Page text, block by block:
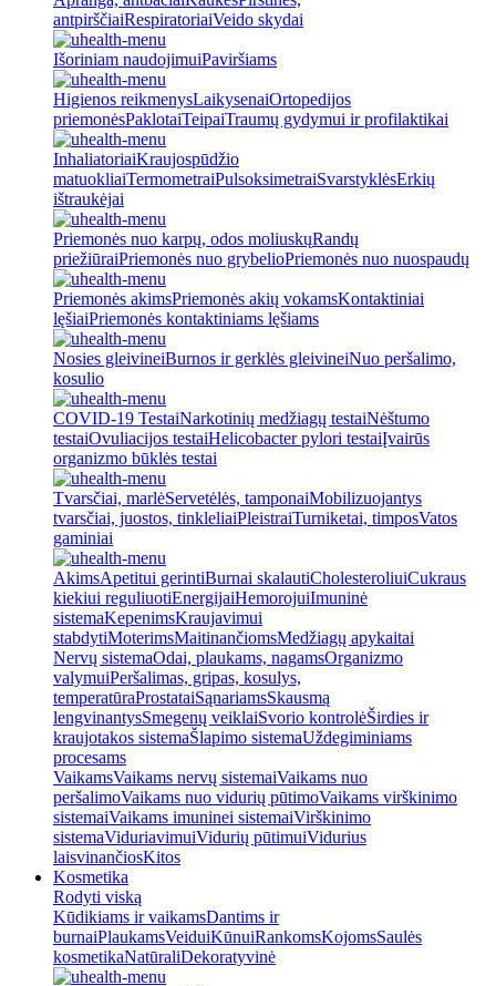
antpirščiaiRespiratoriaiVeido skydai
Išoriniam naudojimuiPaviršiams
Higienos reikmenysLaikysenaiOrtopedijos
priemonėsPaklotaiTeipaiTraumų gydymui ir profilaktikai
InhaliatoriaiKraujospūdžio
matuokliaiTermometraiPulsoksimetraiSvarstyklėsErkių
ištraukėjai
Priemonės nuo karpų, odos moliuskųRandų
priežiūraiPriemonės nuo grybelioPriemonės nuo nuospaudų
Priemonės akimsPriemonės akių vokamsKontaktiniai
lęšiaiPriemonės kontaktiniams lęšiams
Nosies gleivineiBurnos ir gerklės gleivineiNuo peršalimo,
kosulio
COVID-19 TestaiNarkotinių medžiagų testaiNėštumo
testaiOvuliacijos testaiHelicobacter pylori testaiĮvairūs
organizmo būklės testai
Tvarsčiai, marlėServetėlės, tamponaiMobilizuojantys
tvarsčiai, juostos, tinkleliaiPleistraiTurniketai, timposVatos
gaminiai
AkimsApetitui gerintiBurnai skalautiCholesteroliuiCukraus
kiekiui reguliuotiEnergijaiHemorojuiImuninė
sistemaKepenimsKraujavimui
stabdytiMoterimsMaitinančiomsMedžiagų apykaitai
Nervų sistemaOdai, plaukams, nagamsOrganizmo
valymuiPeršalimas, gripas, kosulys,
temperatūraProstataiSąnariamsSkausmą
lengvinantysSmegenų veiklaiSvorio kontrolėŠirdies ir
kraujotakos sistemaŠlapimo sistemaUždegiminiams
procesams
VaikamsVaikams nervų sistemaiVaikams nuo
peršalimoVaikams nuo vidurių pūtimoVaikams virškinimo
sistemaiVaikams imuninei sistemaiVirškinimo
sistemaViduriavimuiVidurių pūtimuiVidurius
laisvinančiosKitos
Kosmetika
Rodyti viską
Kūdikiams ir vaikamsDantims ir
burnaiPlaukamsVeiduiKūnuiRankomsKojomsSaulės
kosmetikaNatūraliDekoratyvinė